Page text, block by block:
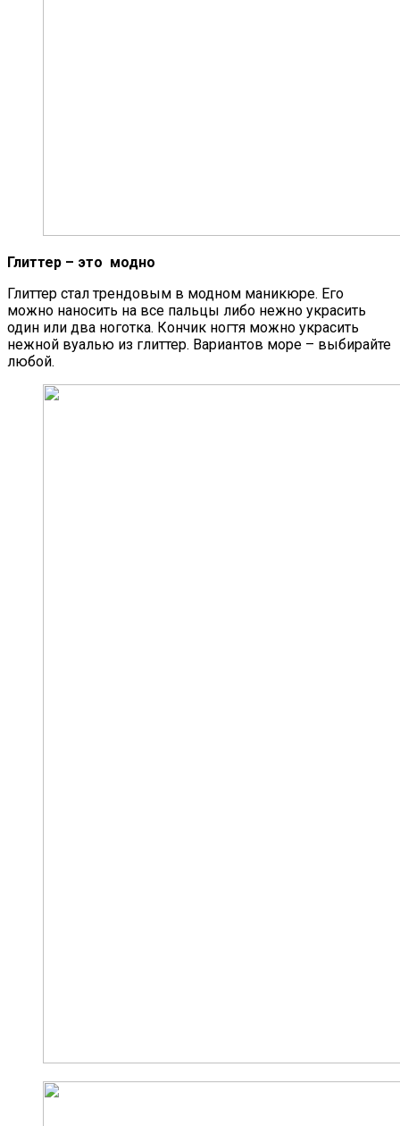
Глиттер – это модно
Глиттер стал трендовым в модном маникюре. Его
можно наносить на все пальцы либо нежно украсить
один или два ноготка. Кончик ногтя можно украсить
нежной вуалью из глиттер. Вариантов море – выбирайте
любой.